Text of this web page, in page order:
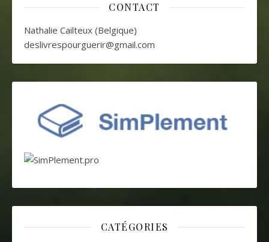
CONTACT
Nathalie Cailteux (Belgique)
deslivrespourguerir@gmail.com
CATÉGORIES